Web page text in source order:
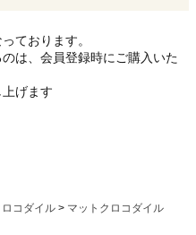
ております。
は、会員登録時にご購入いた
げます
ロコダイル
マットクロコダイル